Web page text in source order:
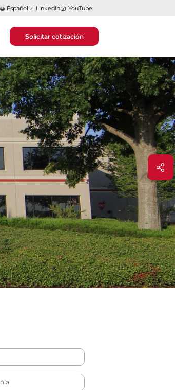
Español LinkedIn YouTube
Solicitar cotización